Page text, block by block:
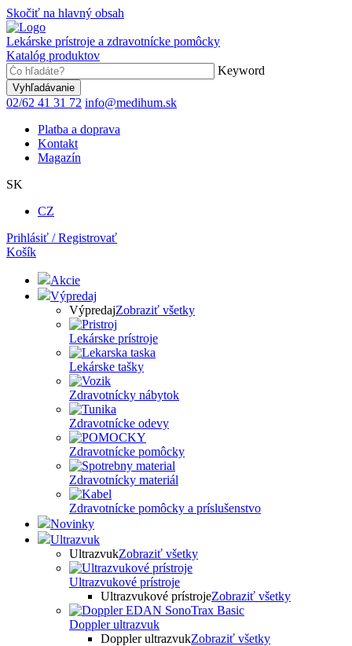
Skočiť na hlavný obsah
Lekárske prístroje a zdravotnícke pomôcky
Katalóg produktov
Keyword
02/62 41 31 72 info@medihum.sk
Platba a doprava
Kontakt
Magazín
SK
CZ
Prihlásiť / Registrovať
Košík
Akcie
Výpredaj
VýpredajZobraziť všetky
Lekárske prístroje
Lekárske tašky
Zdravotnícky nábytok
Zdravotnícke odevy
Zdravotnícke pomôcky
Zdravotnícky materiál
Zdravotnícke pomôcky a príslušenstvo
Novinky
Ultrazvuk
UltrazvukZobraziť všetky
Ultrazvukové prístroje
Ultrazvukové prístrojeZobraziť všetky
Doppler ultrazvuk
Doppler ultrazvukZobraziť všetky